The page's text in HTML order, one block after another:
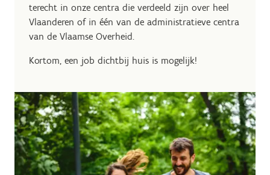
terecht in onze centra die verdeeld zijn over heel
Vlaanderen of in één van de administratieve centra
van de Vlaamse Overheid.
Kortom, een job dichtbij huis is mogelijk!